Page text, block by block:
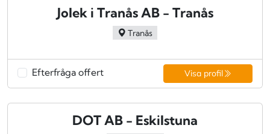
Jolek i Tranås AB - Tranås
Tranås
Efterfråga offert Visa profil
DOT AB - Eskilstuna